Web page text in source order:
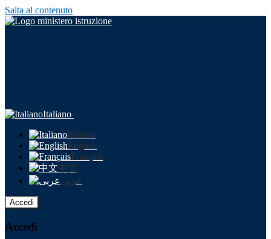
Salta al contenuto
Italiano
Italiano
English
Français
中文
عربى
Accedi
Accedi